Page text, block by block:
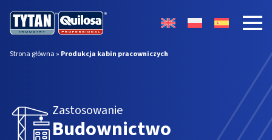
Strona główna » Produkcja kabin pracowniczych
Zastosowanie
Budownictwo